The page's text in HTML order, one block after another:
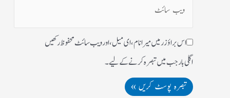
اس براؤزر میں میرا نام، ای میل، اور ویب سائٹ محفوظ رکھیں
اگلی بار جب میں تبصرہ کرنے کےلیے۔